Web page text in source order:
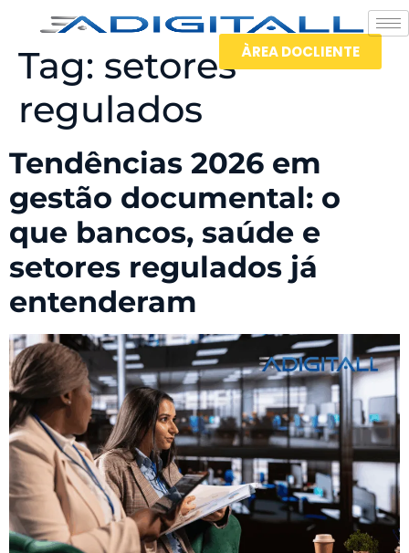
ÀREA DOCLIENTE
Tag: setores
regulados
Tendências 2026 em
gestão documental: o
que bancos, saúde e
setores regulados já
entenderam